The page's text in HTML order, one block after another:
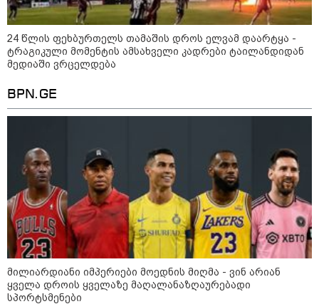
ანაკლიის პორტის საზღვაო
ინფრასტრუქტურის ძირითადი
პარამეტრები დაკორექტირდა - რა
წერია გზშ-ის ანგარიშში
დოლარით გაძვირდა - რა ღირს
კონფლიქტები
24 წლის ფეხბურთელს თამაშის დროს ელვამ დაარტყა -
ტრაგიკული მომენტის ამსახველი კადრები ტაილანდიდან
მედიაში ვრცელდება
BPN.GE
მილიარდიანი იმპერიები მოედნის მიღმა - ვინ არიან
ყველა დროის ყველაზე მაღალანაზღაურებადი
სპორტსმენები